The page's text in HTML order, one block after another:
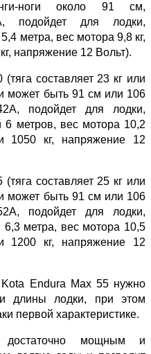
ноги около 91 см,
подойдет для лодки,
метра, вес мотора 9,8 кг,
напряжение 12 Вольт).
составляет 23 кг или
может быть 91 см или 106
подойдет для лодки,
6 метров, вес мотора 10,2
1050 кг, напряжение 12
составляет 25 кг или
может быть 91 см или 106
подойдет для лодки,
6,3 метра, вес мотора 10,5
1200 кг, напряжение 12
Endura Max 55 нужно
длины лодки, при этом
первой характеристике.
достаточно мощным и